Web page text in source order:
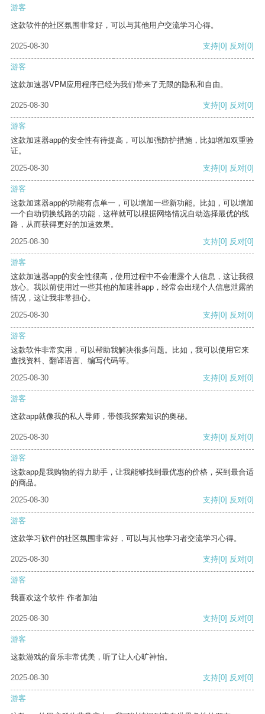
游客
这款软件的社区氛围非常好，可以与其他用户交流学习心得。
2025-08-30 支持[0] 反对[0]
游客
这款加速器VPM应用程序已经为我们带来了无限的隐私和自由。
2025-08-30 支持[0] 反对[0]
游客
这款加速器app的安全性有待提高，可以加强防护措施，比如增加双重验
证。
2025-08-30
支持[0] 反对[0]
游客
这款加速器app的功能有点单一，可以增加一些新功能。比如，可以增加
一个自动切换线路的功能，这样就可以根据网络情况自动选择最优的线
路，从而获得更好的加速效果。
2025-08-30
支持[0] 反对[0]
游客
这款加速器app的安全性很高，使用过程中不会泄露个人信息，这让我很
放心。我以前使用过一些其他的加速器app，经常会出现个人信息泄露的
情况，这让我非常担心。
2025-08-30
支持[0] 反对[0]
游客
这款软件非常实用，可以帮助我解决很多问题。比如，我可以使用它来
查找资料、翻译语言、编写代码等。
2025-08-30
支持[0] 反对[0]
游客
这款app就像我的私人导师，带领我探索知识的奥秘。
2025-08-30 支持[0] 反对[0]
游客
这款app是我购物的得力助手，让我能够找到最优惠的价格，买到最合适
的商品。
2025-08-30
支持[0] 反对[0]
游客
这款学习软件的社区氛围非常好，可以与其他学习者交流学习心得。
2025-08-30 支持[0] 反对[0]
游客
我喜欢这个软件 作者加油
2025-08-30 支持[0] 反对[0]
游客
这款游戏的音乐非常优美，听了让人心旷神怡。
2025-08-30 支持[0] 反对[0]
游客